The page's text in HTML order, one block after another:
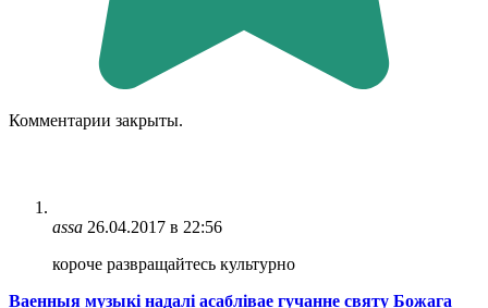
Комментарии закрыты.
assa 26.04.2017 в 22:56
короче развращайтесь культурно
Ваенныя музыкі надалі асаблівае гучанне святу Божага